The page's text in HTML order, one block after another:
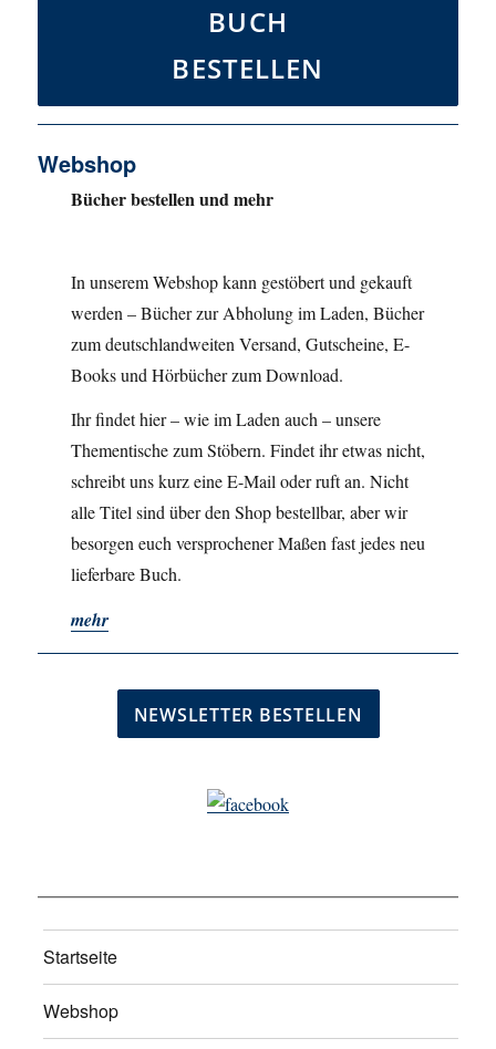
BUCH
BESTELLEN
Webshop
Bücher bestellen und mehr
In unserem Webshop kann gestöbert und gekauft
werden – Bücher zur Abholung im Laden, Bücher
zum deutschlandweiten Versand, Gutscheine, E-
Books und Hörbücher zum Download.
Ihr findet hier – wie im Laden auch – unsere
Thementische zum Stöbern. Findet ihr etwas nicht,
schreibt uns kurz eine E-Mail oder ruft an. Nicht
alle Titel sind über den Shop bestellbar, aber wir
besorgen euch versprochener Maßen fast jedes neu
lieferbare Buch.
mehr
Startseite
Webshop